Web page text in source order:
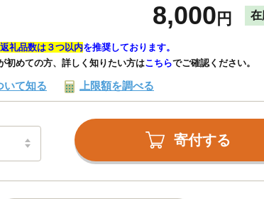
8,000 円 在
返礼品数は３つ以内を推奨しております。
初めての方、詳しく知りたい方はこちらでご確認ください。
いて知る 上限額を調べる
寄付する